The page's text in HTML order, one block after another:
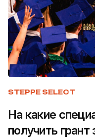
STEPPE SELECT
На какие
получить